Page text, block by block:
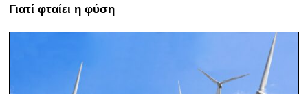
Γιατί φταίει η φύση